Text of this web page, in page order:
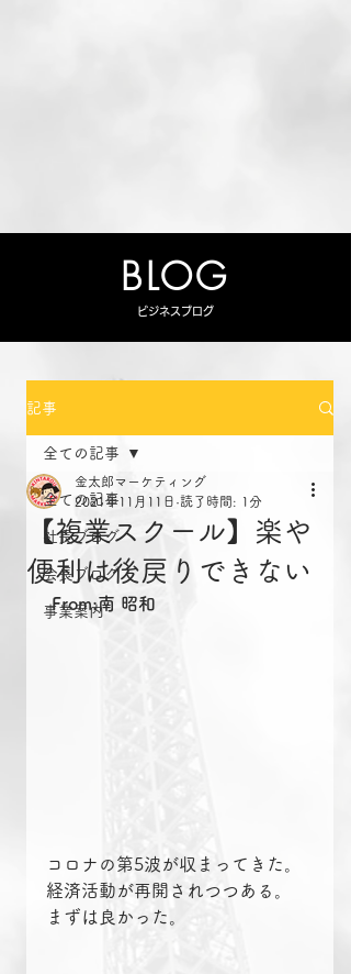
BLOG
ビジネスブログ
記事
全ての記事
社長ブログ
会長ブログ
事業案内
全ての記事
【複業スクール】楽や
便利は後戻りできない
金太郎マーケティング
2021年11月11日 読了時間: 1分
From:南 昭和
コロナの第5波が収まってきた。
経済活動が再開されつつある。
まずは良かった。